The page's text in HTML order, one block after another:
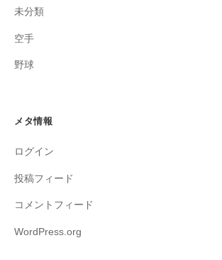
未分類
空手
野球
メタ情報
ログイン
投稿フィード
コメントフィード
WordPress.org